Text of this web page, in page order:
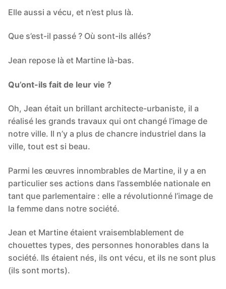
Elle aussi a vécu, et n’est plus là.
Que s’est-il passé ? Où sont-ils allés?
Jean repose là et Martine là-bas.
Qu’ont-ils fait de leur vie ?
Oh, Jean était un brillant architecte-urbaniste, il a
réalisé les grands travaux qui ont changé l’image de
notre ville. Il n’y a plus de chancre industriel dans la
ville, tout est si beau.
Parmi les œuvres innombrables de Martine, il y a en
particulier ses actions dans l’assemblée nationale en
tant que parlementaire : elle a révolutionné l’image de
la femme dans notre société.
Jean et Martine étaient vraisemblablement de
chouettes types, des personnes honorables dans la
société. Ils étaient nés, ils ont vécu, et ils ne sont plus
(ils sont morts).